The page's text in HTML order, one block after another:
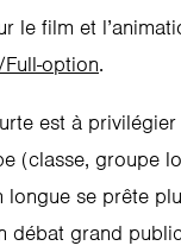
le film et
option.
est à
(classe, groupe
longue se prête
débat grand